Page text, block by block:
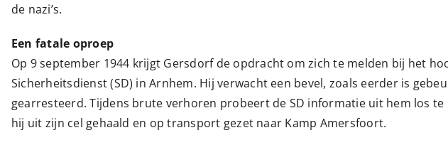
de nazi’s.
Een fatale oproep
Op 9 september 1944 krijgt Gersdorf de opdracht om zich te melden bij het
Sicherheitsdienst (SD) in Arnhem. Hij verwacht een bevel, zoals eerder is
gearresteerd. Tijdens brute verhoren probeert de SD informatie uit hem los te
hij uit zijn cel gehaald en op transport gezet naar Kamp Amersfoort.